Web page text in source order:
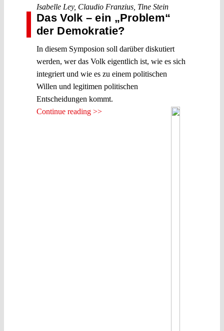
Isabelle Ley, Claudio Franzius Tine Stein
Das Volk – ein „Problem“
der Demokratie?
In diesem Symposion soll darüber diskutiert
werden, wer das Volk eigentlich ist, wie es sich
integriert und wie es zu einem politischen
Willen und legitimen politischen
Entscheidungen kommt.
Continue reading >>